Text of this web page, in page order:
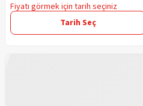
Fiyatı görmek için tarih seçiniz
Tarih Seç